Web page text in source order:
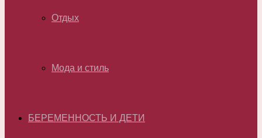
Отдых
Мода и стиль
БЕРЕМЕННОСТЬ И ДЕТИ